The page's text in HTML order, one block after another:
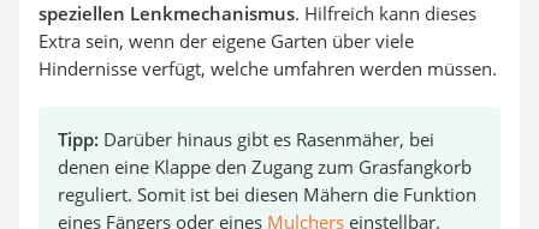
speziellen Lenkmechanismus. Hilfreich kann dieses
Extra sein, wenn der eigene Garten über viele
Hindernisse verfügt, welche umfahren werden müssen.
Tipp: Darüber hinaus gibt es Rasenmäher, bei
denen eine Klappe den Zugang zum Grasfangkorb
reguliert. Somit ist bei diesen Mähern die Funktion
eines Fängers oder eines Mulchers einstellbar.